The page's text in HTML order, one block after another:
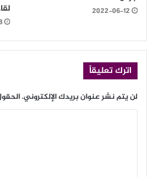
2022-06-12
اترك تعليقاً
لن يتم نشر عنوان بريدك الإلكتروني.